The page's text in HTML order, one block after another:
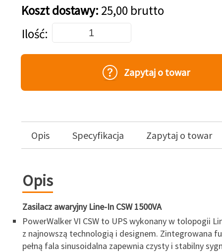
Koszt dostawy: 25,00 brutto
Dodaj do koszyka
Ilość
Zapytaj o towar
Opis Specyfikacja Zapytaj o towar
Opis
Zasilacz awaryjny Line-In CSW 1500VA
PowerWalker VI CSW to UPS wykonany w tolopogii
z najnowszą technologią i designem. Zintegrowana
pełną fala sinusoidalna zapewnia czysty i stabilny